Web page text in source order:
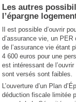
Les autres
l’épargne
Il est possible d’ouvrir
d’assurance vie, un PER
de l’assurance vie étant
4 600 euros pour une
est intéressant de
sont versés sont faibles.
L’ouverture d’un Plan
déduction fiscale limitée